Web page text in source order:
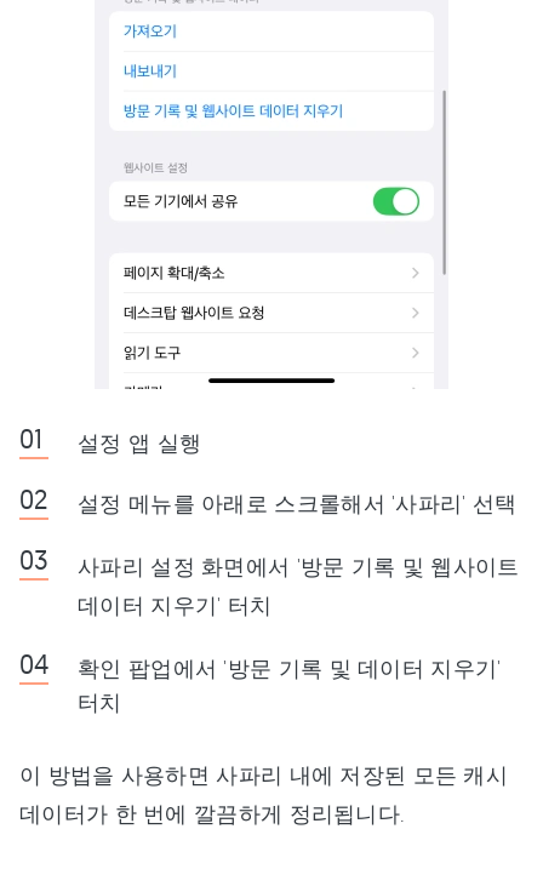
설정 앱 실행
설정 메뉴를 아래로 스크롤해서 '사파리' 선택
사파리 설정 화면에서 '방문 기록 및 웹사이트
데이터 지우기' 터치
확인 팝업에서 '방문 기록 및 데이터 지우기'
터치
이 방법을 사용하면 사파리 내에 저장된 모든 캐시
데이터가 한 번에 깔끔하게 정리됩니다.